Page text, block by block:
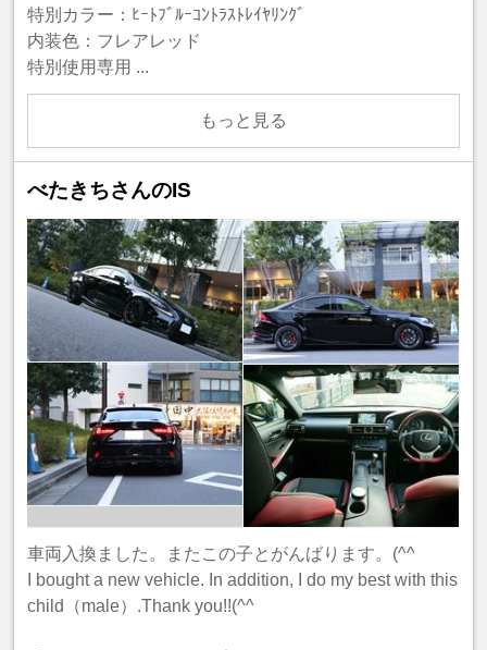
特別カラー：ﾋｰﾄﾌﾞﾙｰｺﾝﾄﾗｽﾄﾚｲﾔﾘﾝｸﾞ
内装色：フレアレッド
特別使用専用 ...
もっと見る
べたきちさんのIS
車両入換ました。またこの子とがんばります。(^^ゞ
I bought a new vehicle. In addition, I do my best with this
child（male）.Thank you!!(^^ゞ